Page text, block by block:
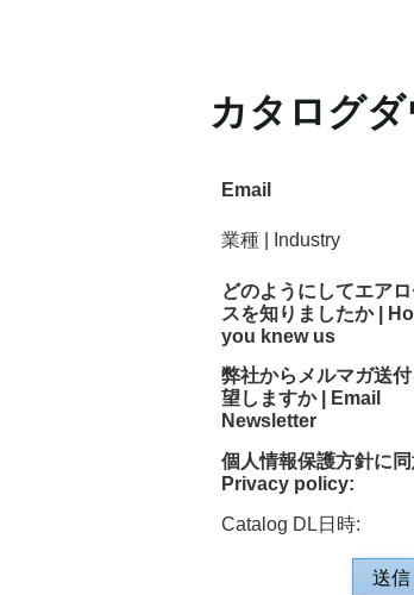
カタログ
Email
業種 | Industry
どのようにしてエア
スを知りましたか |
you knew us
弊社からメルマガ送
望しますか | Email
Newsletter
個人情報保護方針に同
Privacy policy:
Catalog DL日時:
送